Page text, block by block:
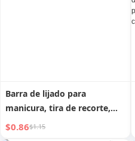
Barra de lijado para
manicura, tira de recorte,
barra de esponja, palo de
pulido, herramienta para
$0.86$1.15